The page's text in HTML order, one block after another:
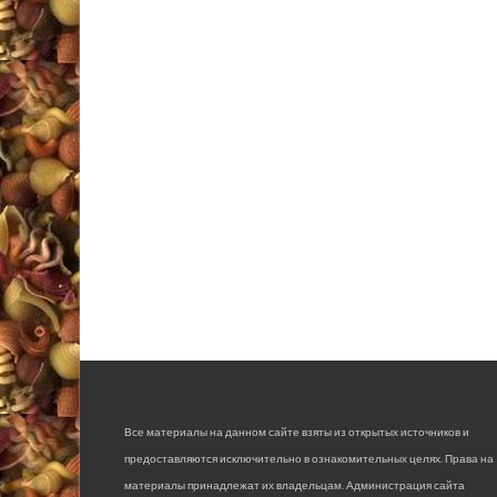
Все материалы на данном сайте взяты из открытых источников и
предоставляются исключительно в ознакомительных целях. Права на
материалы принадлежат их владельцам. Администрация сайта